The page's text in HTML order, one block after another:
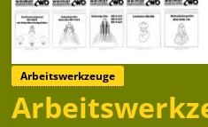
Arbeitswerkzeuge